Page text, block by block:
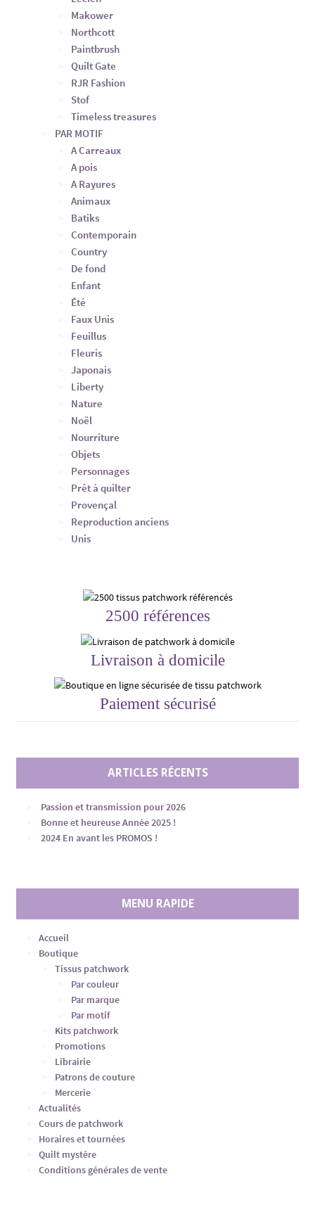
Makower
Northcott
Paintbrush
Quilt Gate
RJR Fashion
Stof
Timeless treasures
PAR MOTIF
A Carreaux
A pois
A Rayures
Animaux
Batiks
Contemporain
Country
De fond
Enfant
Été
Faux Unis
Feuillus
Fleuris
Japonais
Liberty
Nature
Noël
Nourriture
Objets
Personnages
Prêt à quilter
Provençal
Reproduction anciens
Unis
2500 références
Livraison à domicile
Paiement sécurisé
ARTICLES RÉCENTS
Passion et transmission pour 2026
Bonne et heureuse Année 2025 !
2024 En avant les PROMOS !
MENU RAPIDE
Accueil
Boutique
Tissus patchwork
Par couleur
Par marque
Par motif
Kits patchwork
Promotions
Librairie
Patrons de couture
Mercerie
Actualités
Cours de patchwork
Horaires et tournées
Quilt mystère
Conditions générales de vente